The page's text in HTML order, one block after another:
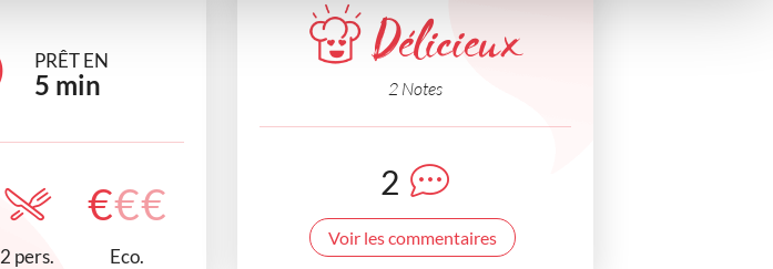
PRÊT EN
5 min
2 pers.
€€€
Eco.
Délicieux
2 Notes
2
Voir les commentaires